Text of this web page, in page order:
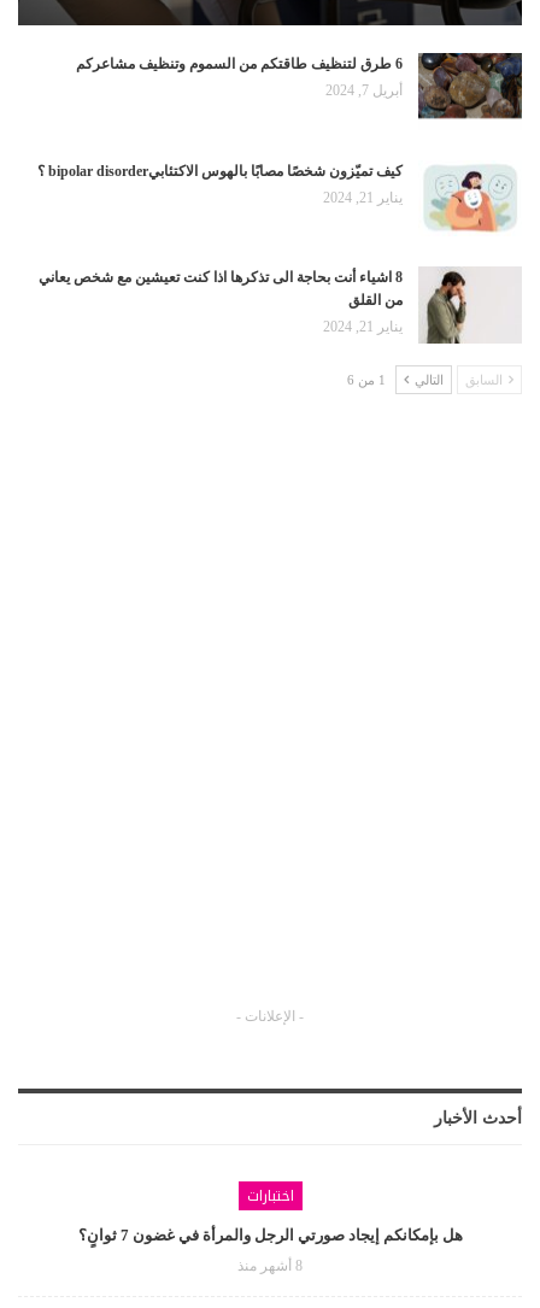
6 طرق لتنظيف طاقتكم من السموم وتنظيف مشاعركم
أبريل 7, 2024
كيف تميّزون شخصًا مصابًا بالهوس الاكتئابيbipolar disorder ؟
يناير 21, 2024
8 اشياء أنت بحاجة الى تذكرها اذا كنت تعيشين مع شخص يعاني
من القلق
يناير 21, 2024
السابق التالي 1 من 6
- الإعلانات -
أحدث الأخبار
اختبارات
هل بإمكانكم إيجاد صورتي الرجل والمرأة في غضون 7 ثوانٍ؟
8 أشهر منذ